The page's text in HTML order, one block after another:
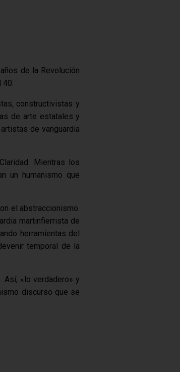
de la Revolución
40.
constructivistas y
de arte estatales y
de vanguardia
Mientras los
un humanismo que
el abstraccionismo.
martinfierrista de
herramientas del
temporal de la
Así, «lo verdadero» y
discurso que se